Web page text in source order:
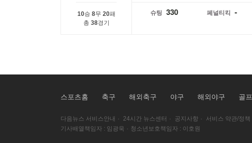
승
10 무
8 패
20
총 38경기
슈팅 330 페널티킥 -
스포츠홈 축구 해외축구 야구 해외야구 골프
다음뉴스 서비스안내 · 24시간 뉴스센터 · 공지사항 ·
서비스 약관/정책
기사배열책임자 : 임광욱 · 청소년보호책임자 : 이호원